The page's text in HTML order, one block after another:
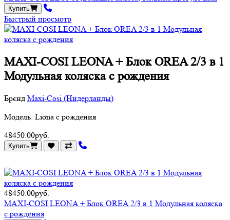
Купить
Быстрый просмотр
MAXI-COSI LEONA + Блок OREA 2/3 в 1
Модульная коляска с рождения
Брєнд Maxi-Cosi (Нидерланды)
Модель: Liona с рождения
48450.00руб.
Купить
48450.00руб.
MAXI-COSI LEONA + Блок OREA 2/3 в 1 Модульная коляска
с рождения